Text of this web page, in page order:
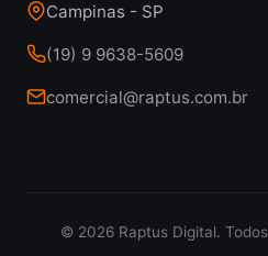
Campinas - SP
(19) 9 9638-5609
comercial@raptus.com.br
© 2026 Raptus Digital.